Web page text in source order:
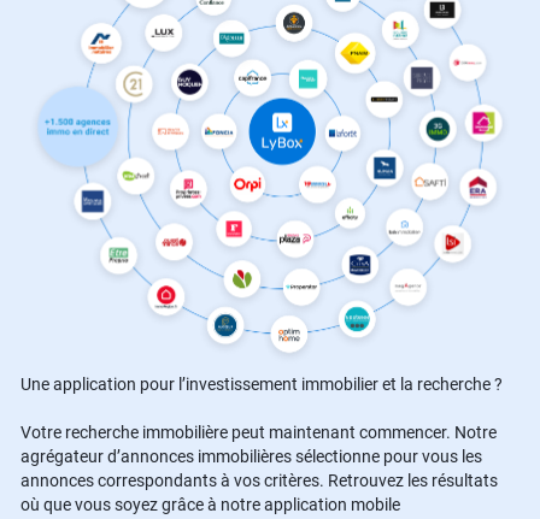
Une application pour l’investissement immobilier et la recherche ?
Votre recherche immobilière peut maintenant commencer. Notre
agrégateur d’annonces immobilières sélectionne pour vous les
annonces correspondants à vos critères. Retrouvez les résultats
où que vous soyez grâce à notre application mobile